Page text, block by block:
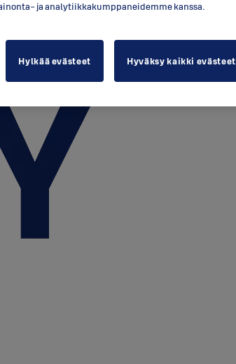
ja analytiikkakumppaneidemme kanssa.
Hylkää evästeet
Hyväksy kaikki evästeet